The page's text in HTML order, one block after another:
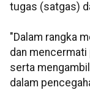
tugas (satgas)
"Dalam rangka
dan mencermati
serta
dalam